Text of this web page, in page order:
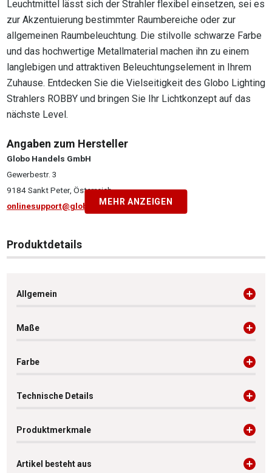
Leuchtmittel lässt sich der Strahler flexibel einsetzen, sei es
zur Akzentuierung bestimmter Raumbereiche oder zur
allgemeinen Raumbeleuchtung. Die stilvolle schwarze Farbe
und das hochwertige Metallmaterial machen ihn zu einem
langlebigen und attraktiven Beleuchtungselement in Ihrem
Zuhause. Entdecken Sie die Vielseitigkeit des Globo Lighting
Strahlers ROBBY und bringen Sie Ihr Lichtkonzept auf das
nächste Level.
Angaben zum Hersteller
Globo Handels GmbH
Gewerbestr. 3
9184 Sankt Peter, Österreich
onlinesupport@globo-lighting.com
MEHR ANZEIGEN
Produktdetails
Allgemein
Maße
Farbe
Technische Details
Produktmerkmale
Artikel besteht aus